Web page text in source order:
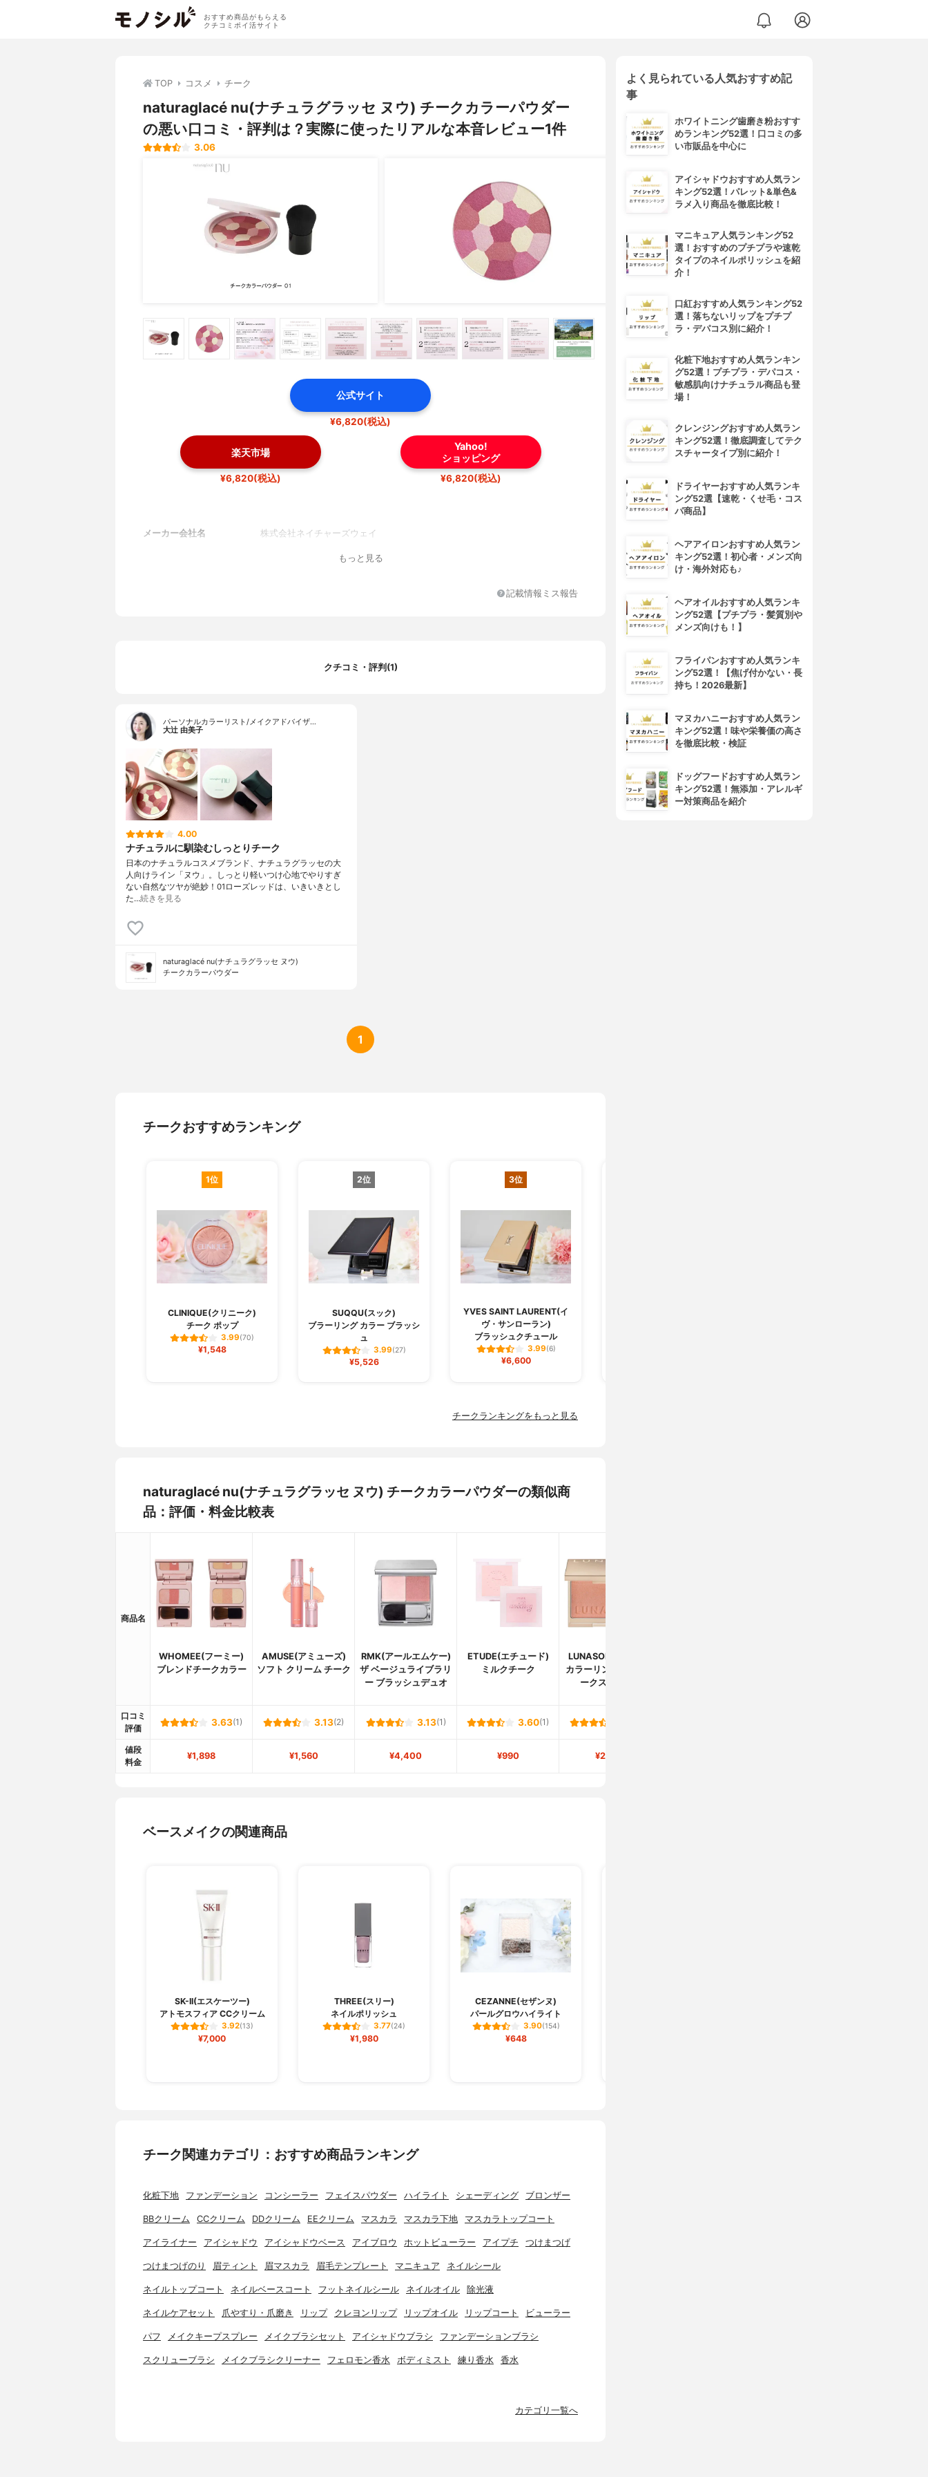
おすすめ商品がもらえる
クチコミポイ活サイト
TOP コスメ チーク
naturaglacé nu(ナチュラグラッセ ヌウ) チークカラーパウダー
の悪い口コミ・評判は？実際に使ったリアルな本音レビュー1件
3.06
公式サイト
¥6,820(税込)
楽天市場
¥6,820(税込)
Yahoo!
ショッピング
¥6,820(税込)
メーカー会社名 株式会社ネイチャーズウェイ
もっと見る
記載情報ミス報告
クチコミ・評判(1)
パーソナルカラーリスト/メイクアドバイザ…
大辻 由美子
4.00
ナチュラルに馴染むしっとりチーク
日本のナチュラルコスメブランド、ナチュラグラッセの大
人向けライン「ヌウ」。しっとり軽いつけ心地でやりすぎ
ない自然なツヤが絶妙！01ローズレッドは、いきいきとし
た…続きを見る
naturaglacé nu(ナチュラグラッセ ヌウ)
チークカラーパウダー
1
チークおすすめランキング
1位
CLINIQUE(クリニーク)
チーク ポップ
3.99(70)
¥1,548
2位
SUQQU(スック)
ブラーリング カラー ブラッシ
ュ
3.99(27)
¥5,526
3位
YVES SAINT LAURENT(イ
ヴ・サンローラン)
ブラッシュクチュール
3.99(6)
¥6,600
チークランキングをもっと見る
naturaglacé nu(ナチュラグラッセ ヌウ) チークカラーパウダーの類似商
品：評価・料金比較表
商品名
WHOMEE(フーミー)
ブレンドチークカラー
AMUSE(アミューズ)
ソフト クリーム チーク
RMK(アールエムケー)
ザ ベージュライブラリ
ー ブラッシュデュオ
ETUDE(エチュード)
ミルクチーク
LUNASOL(ルナソル)
カラーリングシアーチ
ークス(グロウ)
口コミ
評価
3.63(1) 3.13(2) 3.13(1) 3.60(1)
値段
料金
¥1,898 ¥1,560 ¥4,400 ¥990 ¥2,750
ベースメイクの関連商品
SK-II(エスケーツー)
アトモスフィア CCクリーム
3.92(13)
¥7,000
THREE(スリー)
ネイルポリッシュ
3.77(24)
¥1,980
CEZANNE(セザンヌ)
パールグロウハイライト
3.90(154)
¥648
チーク関連カテゴリ：おすすめ商品ランキング
化粧下地 ファンデーション コンシーラー フェイスパウダー ハイライト シェーディング ブロンザー
BBクリーム CCクリーム DDクリーム EEクリーム マスカラ マスカラ下地 マスカラトップコート
アイライナー アイシャドウ アイシャドウベース アイブロウ ホットビューラー アイプチ つけまつげ
つけまつげのり 眉ティント 眉マスカラ 眉毛テンプレート マニキュア ネイルシール
ネイルトップコート ネイルベースコート フットネイルシール ネイルオイル 除光液
ネイルケアセット 爪やすり・爪磨き リップ クレヨンリップ リップオイル リップコート ビューラー
パフ メイクキープスプレー メイクブラシセット アイシャドウブラシ ファンデーションブラシ
スクリューブラシ メイクブラシクリーナー フェロモン香水 ボディミスト 練り香水 香水
カテゴリ一覧へ
よく見られている人気おすすめ記
事
ホワイトニング歯磨き粉おすす
めランキング52選！口コミの多
い市販品を中心に
アイシャドウおすすめ人気ラン
キング52選！パレット&単色&
ラメ入り商品を徹底比較！
マニキュア人気ランキング52
選！おすすめのプチプラや速乾
タイプのネイルポリッシュを紹
介！
口紅おすすめ人気ランキング52
選！落ちないリップをプチプ
ラ・デパコス別に紹介！
化粧下地おすすめ人気ランキン
グ52選！プチプラ・デパコス・
敏感肌向けナチュラル商品も登
場！
クレンジングおすすめ人気ラン
キング52選！徹底調査してテク
スチャータイプ別に紹介！
ドライヤーおすすめ人気ランキ
ング52選【速乾・くせ毛・コス
パ商品】
ヘアアイロンおすすめ人気ラン
キング52選！初心者・メンズ向
け・海外対応も♪
ヘアオイルおすすめ人気ランキ
ング52選【プチプラ・髪質別や
メンズ向けも！】
フライパンおすすめ人気ランキ
ング52選！【焦げ付かない・長
持ち！2026最新】
マヌカハニーおすすめ人気ラン
キング52選！味や栄養価の高さ
を徹底比較・検証
ドッグフードおすすめ人気ラン
キング52選！無添加・アレルギ
ー対策商品を紹介